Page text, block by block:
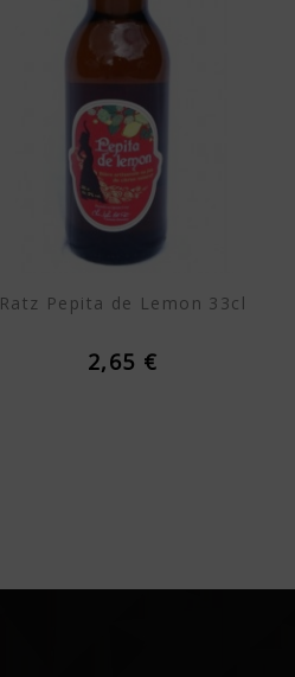
Ratz Pepita de Lemon 33cl
2,65 €